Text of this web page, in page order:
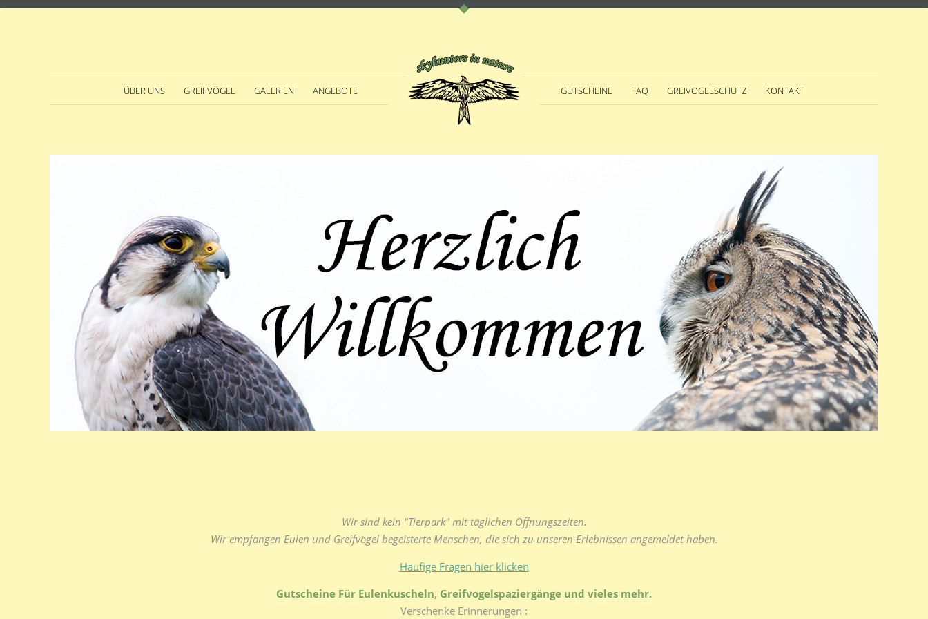
ÜBER UNS GREIFVÖGEL GALERIEN ANGEBOTE GUTSCHEINE FAQ GREIVOGELSCHUTZ KONTAKT
Wir sind kein "Tierpark" mit täglichen Öffnungszeiten.
Wir empfangen Eulen und Greifvögel begeisterte Menschen, die sich zu unseren Erlebnissen angemeldet haben.
Häufige Fragen hier klicken
Gutscheine Für Eulenkuscheln, Greifvogelspaziergänge und vieles mehr.
Verschenke Erinnerungen :